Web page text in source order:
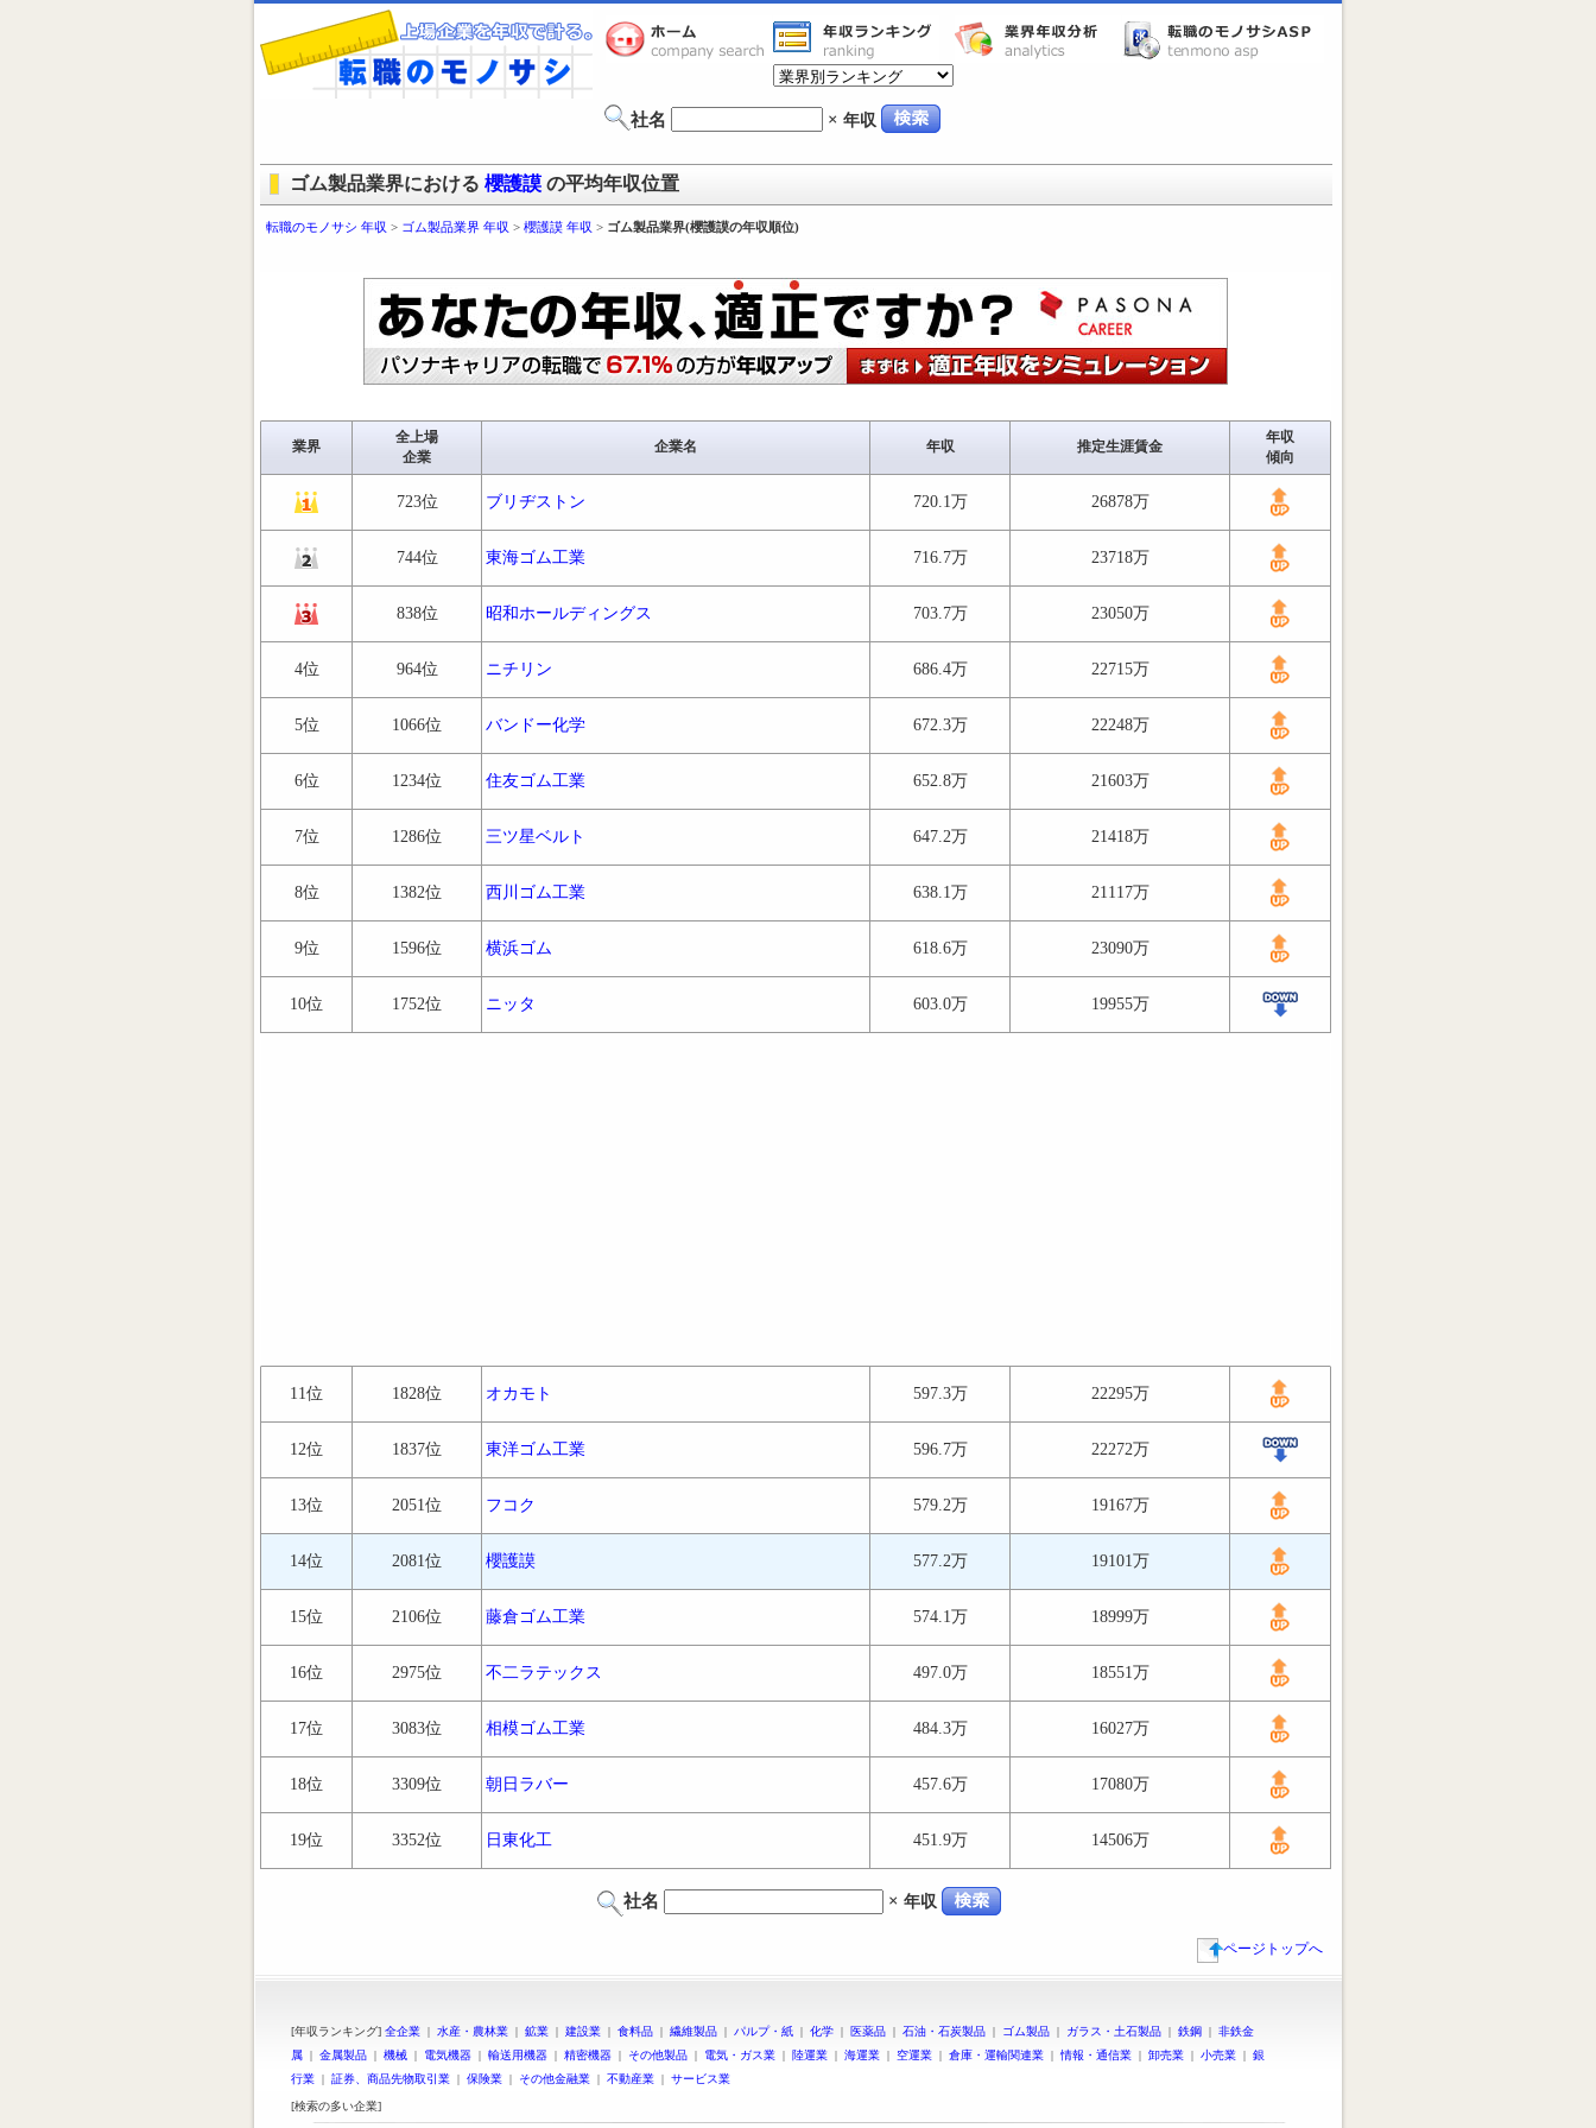
社名 × 年収
ゴム製品業界における 櫻護謨 の平均年収位置
転職のモノサシ 年収 > ゴム製品業界 年収 > 櫻護謨 年収 > ゴム製品業界(櫻護謨の年収順位)
業界
全上場
企業
企業名 年収 推定生涯賃金
年収
傾向
723位 ブリヂストン 720.1万 26878万
744位 東海ゴム工業 716.7万 23718万
838位 昭和ホールディングス 703.7万 23050万
4位 964位 ニチリン 686.4万 22715万
5位 1066位 バンドー化学 672.3万 22248万
6位 1234位 住友ゴム工業 652.8万 21603万
7位 1286位 三ツ星ベルト 647.2万 21418万
8位 1382位 西川ゴム工業 638.1万 21117万
9位 1596位 横浜ゴム 618.6万 23090万
10位 1752位 ニッタ 603.0万 19955万
11位 1828位 オカモト 597.3万 22295万
12位 1837位 東洋ゴム工業 596.7万 22272万
13位 2051位 フコク 579.2万 19167万
14位 2081位 櫻護謨 577.2万 19101万
15位 2106位 藤倉ゴム工業 574.1万 18999万
16位 2975位 不二ラテックス 497.0万 18551万
17位 3083位 相模ゴム工業 484.3万 16027万
18位 3309位 朝日ラバー 457.6万 17080万
19位 3352位 日東化工 451.9万 14506万
社名 × 年収
ページトップへ
[年収ランキング] 全企業 | 水産・農林業 | 鉱業 | 建設業 | 食料品 | 繊維製品 | パルプ・紙 | 化学 | 医薬品 | 石油・石炭製品 | ゴム製品 | ガラス・土石製品 | 鉄鋼 | 非鉄金
属 | 金属製品 | 機械 | 電気機器 | 輸送用機器 | 精密機器 | その他製品 | 電気・ガス業 | 陸運業 | 海運業 | 空運業 | 倉庫・運輸関連業 | 情報・通信業 | 卸売業 | 小売業 | 銀
行業 | 証券、商品先物取引業 | 保険業 | その他金融業 | 不動産業 | サービス業
[検索の多い企業]